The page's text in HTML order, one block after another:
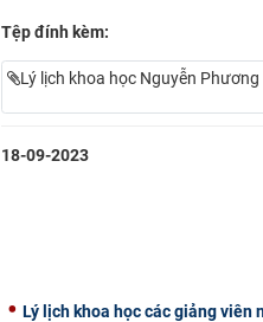
Tệp đính kèm:
Lý lịch khoa học Nguyễn
18-09-2023
Lý lịch khoa học các giảng viên